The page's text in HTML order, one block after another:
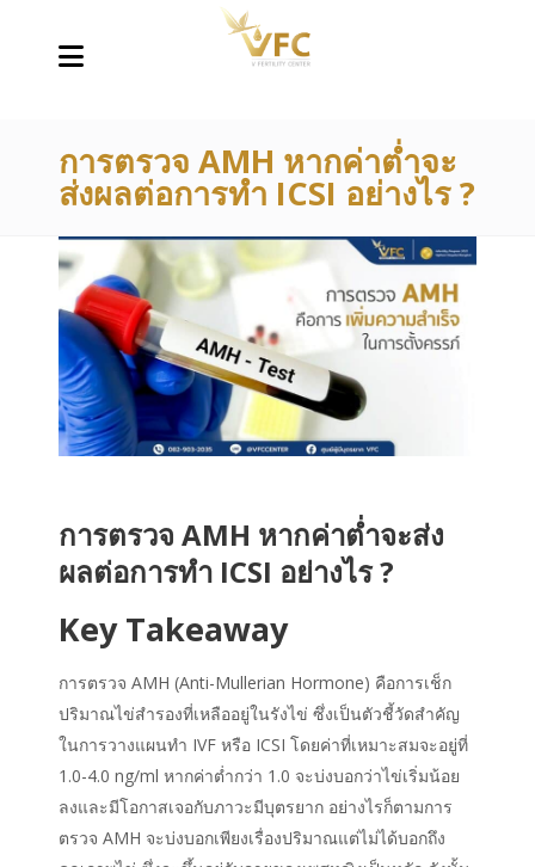
การตรวจ AMH หากค่าต่ำจะ
ส่งผลต่อการทำ ICSI อย่างไร ?
การตรวจ AMH หากค่าต่ำจะส่ง
ผลต่อการทำ ICSI อย่างไร ?
Key Takeaway
การตรวจ AMH (Anti-Mullerian Hormone) คือการเช็ก
ปริมาณไข่สำรองที่เหลืออยู่ในรังไข่ ซึ่งเป็นตัวชี้วัดสำคัญ
ในการวางแผนทำ IVF หรือ ICSI โดยค่าที่เหมาะสมจะอยู่ที่
1.0-4.0 ng/ml หากค่าต่ำกว่า 1.0 จะบ่งบอกว่าไข่เริ่มน้อย
ลงและมีโอกาสเจอกับภาวะมีบุตรยาก อย่างไรก็ตามการ
ตรวจ AMH จะบ่งบอกเพียงเรื่องปริมาณแต่ไม่ได้บอกถึง